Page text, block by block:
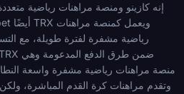
إنه كازينو ومنصة مراهنات رياضية
رياضية مشفرة لفترة طويلة، مع
منصة مراهنات رياضية مشفرة واسعة